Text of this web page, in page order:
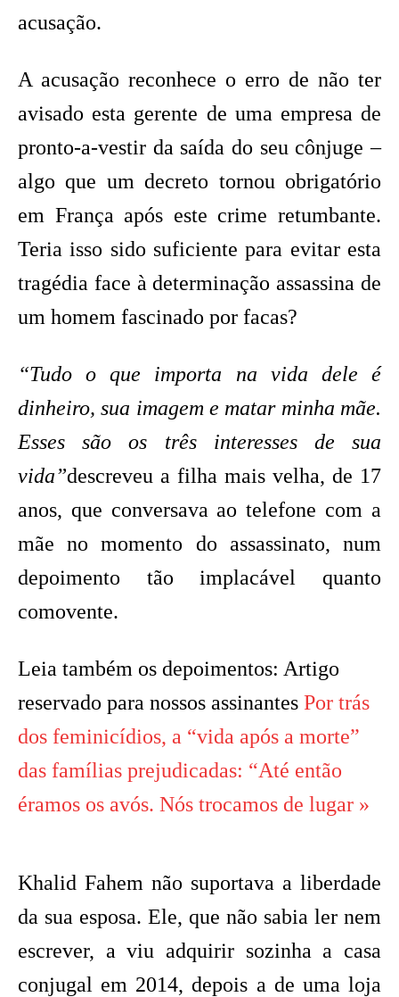
acusação.
A acusação reconhece o erro de não ter
avisado esta gerente de uma empresa de
pronto-a-vestir da saída do seu cônjuge –
algo que um decreto tornou obrigatório
em França após este crime retumbante.
Teria isso sido suficiente para evitar esta
tragédia face à determinação assassina de
um homem fascinado por facas?
“Tudo o que importa na vida dele é
dinheiro, sua imagem e matar minha mãe.
Esses são os três interesses de sua
vida”descreveu a filha mais velha, de 17
anos, que conversava ao telefone com a
mãe no momento do assassinato, num
depoimento tão implacável quanto
comovente.
Leia também os depoimentos: Artigo
reservado para nossos assinantes Por trás
dos feminicídios, a “vida após a morte”
das famílias prejudicadas: “Até então
éramos os avós. Nós trocamos de lugar »
Khalid Fahem não suportava a liberdade
da sua esposa. Ele, que não sabia ler nem
escrever, a viu adquirir sozinha a casa
conjugal em 2014, depois a de uma loja